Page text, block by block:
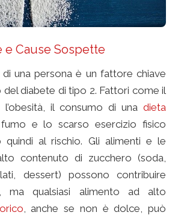
e Cause Sospette
una persona è un fattore chiave
diabete di tipo 2. Fattori come il
il consumo di una dieta
e lo scarso esercizio fisico
quindi al rischio. Gli alimenti e le
contenuto di zucchero (soda,
dessert) possono contribuire
ma qualsiasi alimento ad alto
, anche se non è dolce, può